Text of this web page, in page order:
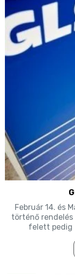
Február 14. és
történő
felett pedig